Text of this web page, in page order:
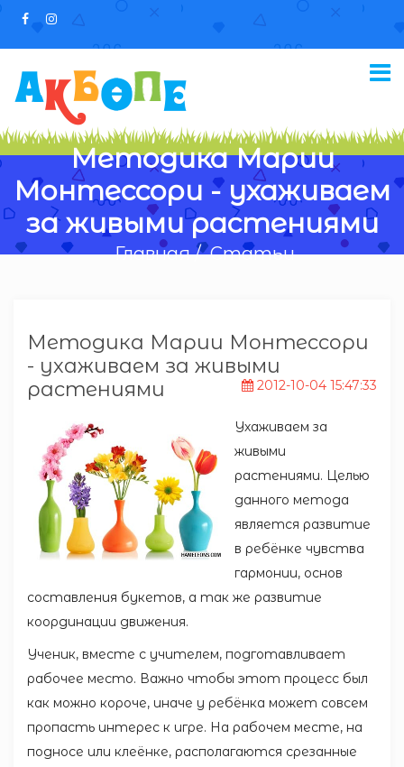
Методика Марии
Монтессори - ухаживаем
за живыми растениями
Главная / Статьи
Методика Марии Монтессори
- ухаживаем за живыми
растениями
2012-10-04 15:47:33
Ухаживаем за
живыми
растениями. Целью
данного метода
является развитие
в ребёнке чувства
гармонии, основ
составления букетов, а так же развитие
координации движения.
Ученик, вместе с учителем, подготавливает
рабочее место. Важно чтобы этот процесс был
как можно короче, иначе у ребёнка может совсем
пропасть интерес к игре. На рабочем месте, на
подносе или клеёнке, располагаются срезанные